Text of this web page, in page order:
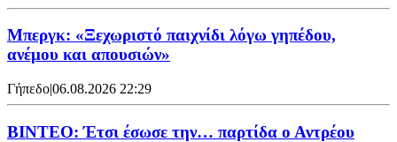
Μπεργκ: «Ξεχωριστό παιχνίδι λόγω γηπέδου,
ανέμου και απουσιών»
Γήπεδο|06.08.2026 22:29
ΒΙΝΤΕΟ: Έτσι έσωσε την… παρτίδα ο Αντρέου